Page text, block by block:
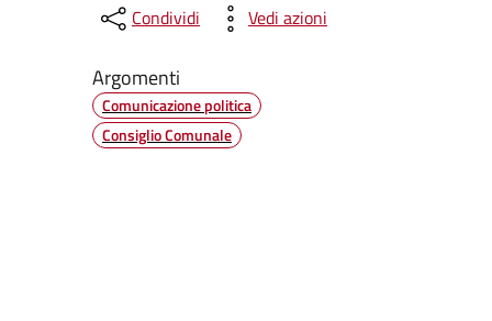
Condividi Vedi azioni
Argomenti
Comunicazione politica
Consiglio Comunale